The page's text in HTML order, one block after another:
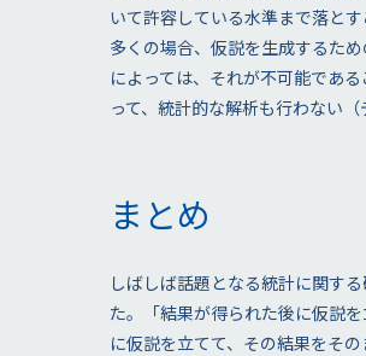
いて許容している水準まで落と
多くの場合、仮説を生成するた
によっては、それが不可能であ
って、統計的な解析も行わない
まとめ
しばしば話題となる統計に関す
た。「結果が得られた後に仮説
に仮説を立てて、その結果をそ